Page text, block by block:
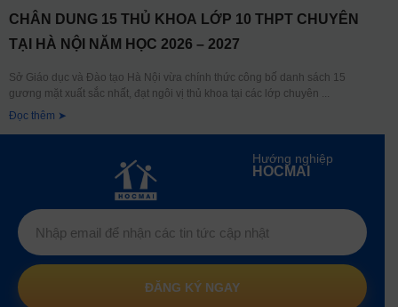
CHÂN DUNG 15 THỦ KHOA LỚP 10 THPT CHUYÊN
TẠI HÀ NỘI NĂM HỌC 2026 – 2027
Sở Giáo dục và Đào tạo Hà Nội vừa chính thức công bố danh sách 15
gương mặt xuất sắc nhất, đạt ngôi vị thủ khoa tại các lớp chuyên
Đọc thêm ➤
Hướng nghiệp
HOCMAI
ĐĂNG KÝ NGAY